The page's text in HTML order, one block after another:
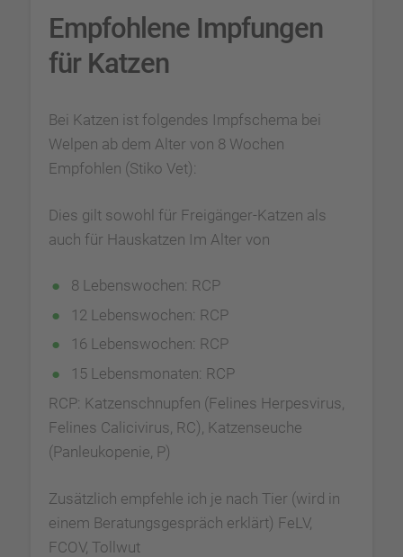
Empfohlene Impfungen
für Katzen
Bei Katzen ist folgendes Impfschema bei
Welpen ab dem Alter von 8 Wochen
Empfohlen (Stiko Vet):
Dies gilt sowohl für Freigänger-Katzen als
auch für Hauskatzen Im Alter von
8 Lebenswochen: RCP
12 Lebenswochen: RCP
16 Lebenswochen: RCP
15 Lebensmonaten: RCP
RCP: Katzenschnupfen (Felines Herpesvirus,
Felines Calicivirus, RC), Katzenseuche
(Panleukopenie, P)
Zusätzlich empfehle ich je nach Tier (wird in
einem Beratungsgespräch erklärt) FeLV,
FCOV, Tollwut